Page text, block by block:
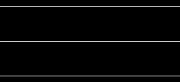
nhận thức và thần kinh cảm giác mạn tính ở